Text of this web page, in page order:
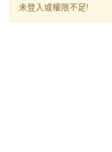
未登入或權限不足!